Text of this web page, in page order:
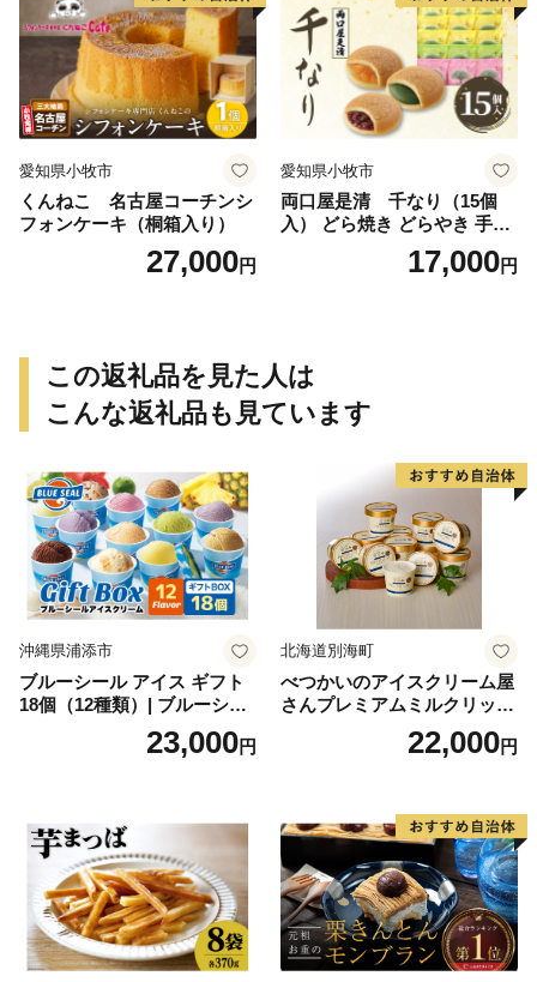
愛知県小牧市
くんねこ 名古屋コーチンシ
フォンケーキ（桐箱入り）
27,000円
愛知県小牧市
両口屋是清 千なり（15個
入） どら焼き どらやき 手土
産 お土産 土産 丹波大納言小
豆 抹茶 林檎 りんご 慶事 お
17,000円
この返礼品を見た人は
こんな返礼品も見ています
沖縄県浦添市
ブルーシール アイス ギフト
18個（12種類）| ブルーシー
ルアイス ブルーシールアイ
スクリーム 着日指定可能 送
誕生日 カップ 詰め合わせ バ
ラエティ | バニラ チョコレー
ト ストロベリー ピスタチオ
バニラ＆クッキー ウベ 沖縄
紅イモ 塩ちんすこう 沖縄シ
ークヮーサー 沖縄黒糖 琉球
ロイヤルミルクティ 沖縄パ
イン
23,000円
北海道別海町
べつかいのアイスクリーム屋
さんプレミアムミルクリッチ
12個（AP-01）（ 北海道アイ
ス 北海道産アイス アイス ア
道産アイス 道産アイスクリ
ーム ギフト 詰合せ 詰め合わ
せ ふるさと納税 ）
22,000円